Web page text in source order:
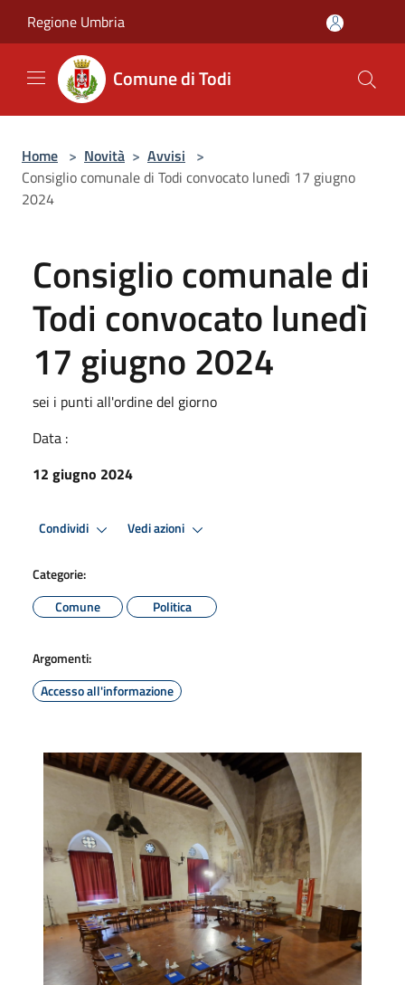
Regione Umbria
Comune di Todi
Home > Novità > Avvisi >
Consiglio comunale di Todi convocato lunedì 17 giugno
2024
Consiglio comunale di
Todi convocato lunedì
17 giugno 2024
sei i punti all'ordine del giorno
Data :
12 giugno 2024
Condividi Vedi azioni
Categorie:
Comune
Politica
Argomenti:
Accesso all'informazione